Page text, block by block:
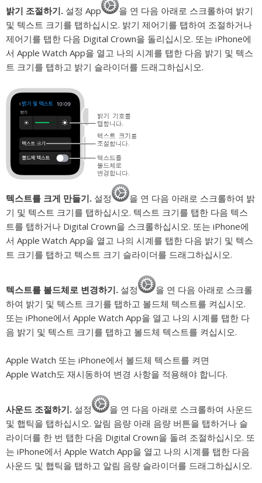
밝기 조절하기. 설정 App
을 연 다음 아래로 스크롤하여 밝기
및 텍스트 크기를 탭하십시오. 밝기 제어기를 탭하여 조절하거나
제어기를 탭한 다음 Digital Crown을 돌리십시오. 또는 iPhone에
서 Apple Watch App을 열고 나의 시계를 탭한 다음 밝기 및 텍스
트 크기를 탭하고 밝기 슬라이더를 드래그하십시오.
텍스트를 크게 만들기. 설정
을 연 다음 아래로 스크롤하여 밝
기 및 텍스트 크기를 탭하십시오. 텍스트 크기를 탭한 다음 텍스
트를 탭하거나 Digital Crown을 스크롤하십시오. 또는 iPhone에
서 Apple Watch App을 열고 나의 시계를 탭한 다음 밝기 및 텍스
트 크기를 탭하고 텍스트 크기 슬라이더를 드래그하십시오.
텍스트를 볼드체로 변경하기. 설정
을 연 다음 아래로 스크롤
하여 밝기 및 텍스트 크기를 탭하고 볼드체 텍스트를 켜십시오.
또는 iPhone에서 Apple Watch App을 열고 나의 시계를 탭한 다
음 밝기 및 텍스트 크기를 탭하고 볼드체 텍스트를 켜십시오.
Apple Watch 또는 iPhone에서 볼드체 텍스트를 켜면
Apple Watch도 재시동하여 변경 사항을 적용해야 합니다.
사운드 조절하기. 설정
을 연 다음 아래로 스크롤하여 사운드
및 햅틱을 탭하십시오. 알림 음량 아래 음량 버튼을 탭하거나 슬
라이더를 한 번 탭한 다음 Digital Crown을 돌려 조절하십시오. 또
는 iPhone에서 Apple Watch App을 열고 나의 시계를 탭한 다음
사운드 및 햅틱을 탭하고 알림 음량 슬라이더를 드래그하십시오.